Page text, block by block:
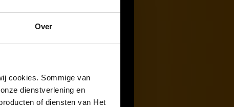
Over
cookies. Sommige van
dienstverlening en
of diensten van Het